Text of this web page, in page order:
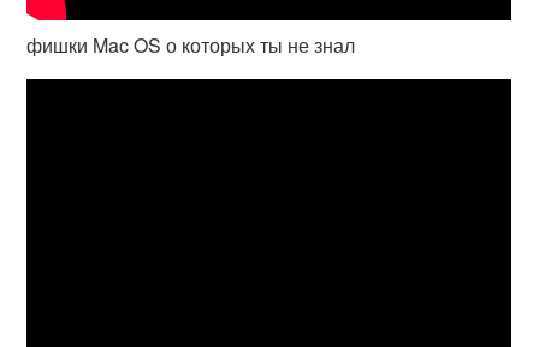
фишки Mac OS о которых ты не знал